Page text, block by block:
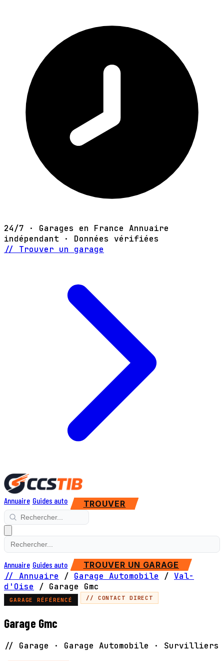
24/7 · Garages en France Annuaire
indépendant · Données vérifiées
// Trouver un garage
Annuaire Guides auto TROUVER
Annuaire Guides auto TROUVER UN GARAGE
// Annuaire / Garage Automobile / Val-
d'Oise
/ Garage Gmc
GARAGE RÉFÉRENCÉ // CONTACT DIRECT
Garage Gmc
// Garage · Garage Automobile · Survilliers